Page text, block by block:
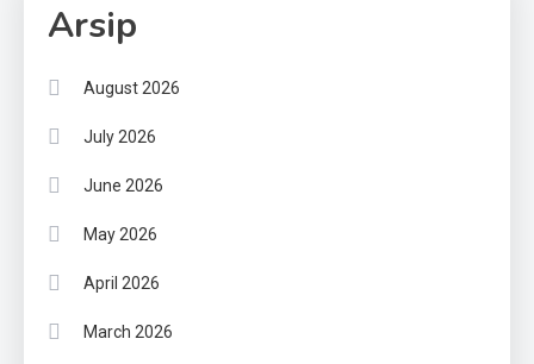
Arsip
August 2026
July 2026
June 2026
May 2026
April 2026
March 2026